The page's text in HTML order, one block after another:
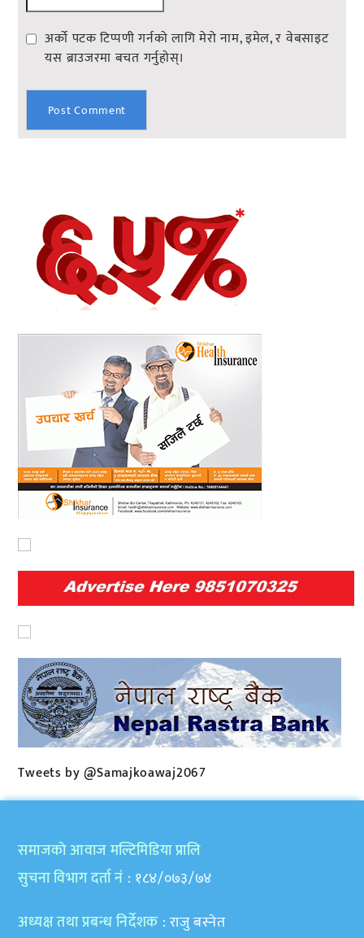
अर्को पटक टिप्पणी गर्नको लागि मेरो नाम, इमेल, र वेबसाइट
यस ब्राउजरमा बचत गर्नुहोस्।
Tweets by @Samajkoawaj2067
समाजकाे आवाज मल्टिमिडिया प्रालि
सुचना विभाग दर्ता नं : १८४/०७३/७४
अध्यक्ष तथा प्रबन्ध निर्देशक : राजु बस्नेत